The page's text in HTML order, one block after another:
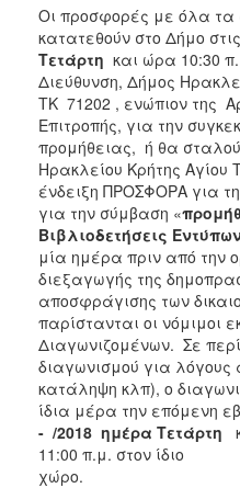
ΤΟΠΟΣ
ΠΟΛΙΤΙΣΜΟΣ
ΑΝΘΕΚΤΙΚΗ
ΠΟΛΗ
Οι προσφορές με όλα τα
κατατεθούν στο Δήμο στις
Τετάρτη και ώρα 10:30
Διεύθυνση, Δήμος
ΤΚ 71202 , ενώπιον της
Επιτροπής, για την
προμήθειας, ή θα
Ηρακλείου Κρήτης Αγίου
ένδειξη ΠΡΟΣΦΟΡΑ για
για την σύμβαση «
Βιβλιοδετήσεις
μία ημέρα πριν από την
διεξαγωγής της
αποσφράγισης των
παρίστανται οι νόμιμοι
Διαγωνιζομένων. Σε
διαγωνισμού για
κατάληψη κλπ), ο
ίδια μέρα την επόμενη
- /2018 ημέρα Τετάρτη
11:00 π.μ. στον ίδιο